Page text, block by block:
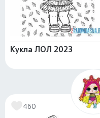
Кукла ЛОЛ 2023
460